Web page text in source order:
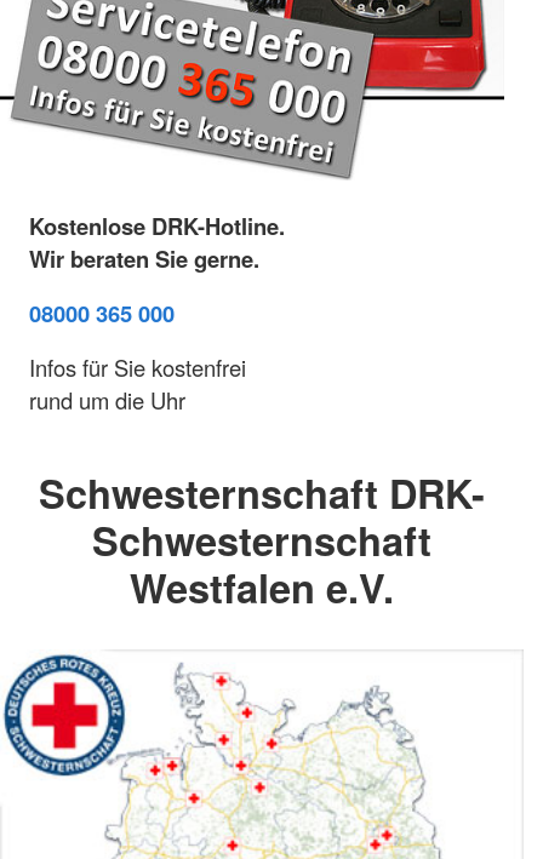
Kostenlose DRK-Hotline.
Wir beraten Sie gerne.
08000 365 000
Infos für Sie kostenfrei
rund um die Uhr
Schwesternschaft DRK-
Schwesternschaft
Westfalen e.V.